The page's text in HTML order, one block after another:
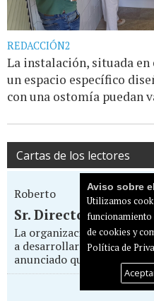
REDACCIÓN2
La instalación, situada en
un espacio específico
con una ostomía puedan
Cartas de los lectores
Roberto
Sr. Director... Todo
La organización del
a desarrollarse entre el 14
anunciado que va a
Aviso sobre
Utilizamos
de cookies y
Política de